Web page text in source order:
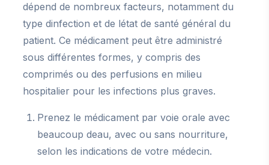
dépend de nombreux facteurs, notamment du
type dinfection et de létat de santé général du
patient. Ce médicament peut être administré
sous différentes formes, y compris des
comprimés ou des perfusions en milieu
hospitalier pour les infections plus graves.
Prenez le médicament par voie orale avec
beaucoup deau, avec ou sans nourriture,
selon les indications de votre médecin.